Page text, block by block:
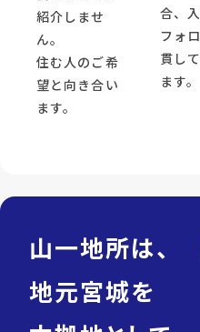
紹介しませ
ん。
住む人のご希
望と向き合い
ます。
合、
フォ
貫し
ます。
山一地所は、
地元宮城を